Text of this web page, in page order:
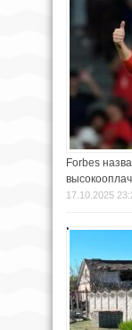
Forbes
17.10.2025